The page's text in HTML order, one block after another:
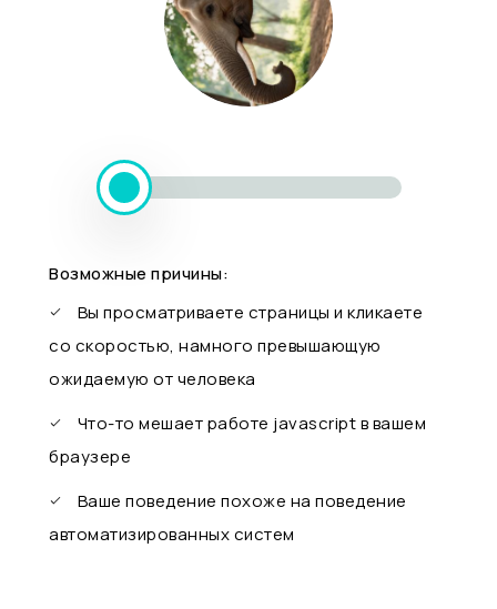
Возможные причины:
Вы просматриваете страницы и кликаете
со скоростью, намного превышающую
ожидаемую от человека
Что-то мешает работе javascript в вашем
браузере
Ваше поведение похоже на поведение
автоматизированных систем